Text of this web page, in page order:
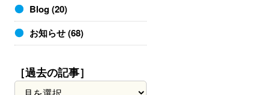
Blog(20)
お知らせ(68)
［過去の記事］
［過